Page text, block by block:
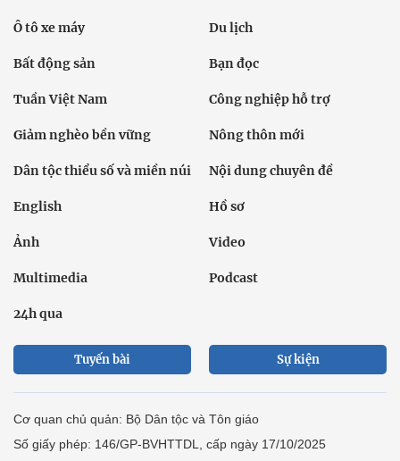
Ô tô xe máy Du lịch
Bất động sản Bạn đọc
Tuần Việt Nam Công nghiệp hỗ trợ
Giảm nghèo bền vững Nông thôn mới
Dân tộc thiểu số và miền núi Nội dung chuyên đề
English Hồ sơ
Ảnh Video
Multimedia Podcast
24h qua
Tuyến bài Sự kiện
Cơ quan chủ quản: Bộ Dân tộc và Tôn giáo
Số giấy phép: 146/GP-BVHTTDL, cấp ngày 17/10/2025